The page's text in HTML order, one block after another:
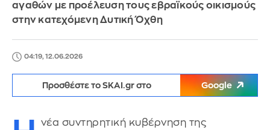
αγαθών με προέλευση τους εβραϊκούς οικισμούς
στην κατεχόμενη Δυτική Όχθη
04:19, 12.06.2026
Προσθέστε το SKAI.gr στο Google
νέα συντηρητική κυβέρνηση της